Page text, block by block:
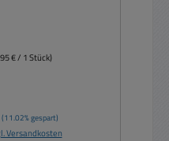
€ / 1 Stück)
(11.02% gespart)
Versandkosten